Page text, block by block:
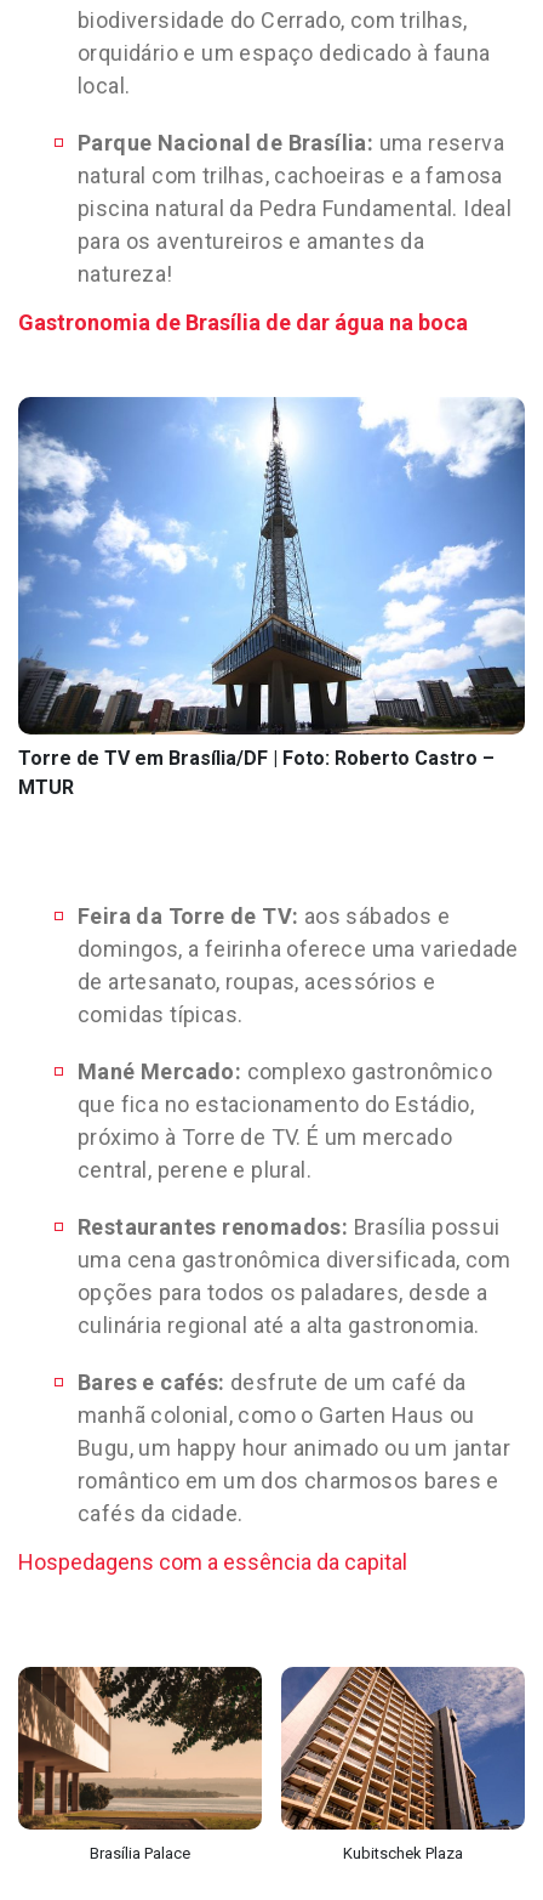
biodiversidade do Cerrado, com trilhas,
orquidário e um espaço dedicado à fauna
local.
Parque Nacional de Brasília: uma reserva
natural com trilhas, cachoeiras e a famosa
piscina natural da Pedra Fundamental. Ideal
para os aventureiros e amantes da
natureza!
Gastronomia de Brasília de dar água na boca
Torre de TV em Brasília/DF | Foto: Roberto Castro –
MTUR
Feira da Torre de TV: aos sábados e
domingos, a feirinha oferece uma variedade
de artesanato, roupas, acessórios e
comidas típicas.
Mané Mercado: complexo gastronômico
que fica no estacionamento do Estádio,
próximo à Torre de TV. É um mercado
central, perene e plural.
Restaurantes renomados: Brasília possui
uma cena gastronômica diversificada, com
opções para todos os paladares, desde a
culinária regional até a alta gastronomia.
Bares e cafés: desfrute de um café da
manhã colonial, como o Garten Haus ou
Bugu, um happy hour animado ou um jantar
romântico em um dos charmosos bares e
cafés da cidade.
Hospedagens com a essência da capital
Brasília Palace Kubitschek Plaza